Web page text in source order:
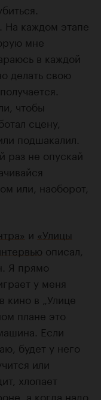
На каждом этапе
мне
в каждой
делать свою
чтобы
сцену,
подшакалил.
раз не опускай
или, наоборот,
и «Улицы
описал,
Я прямо
у меня
кино в „Улице
плане это
Если
будет у него
или
хлопает
а когда надо